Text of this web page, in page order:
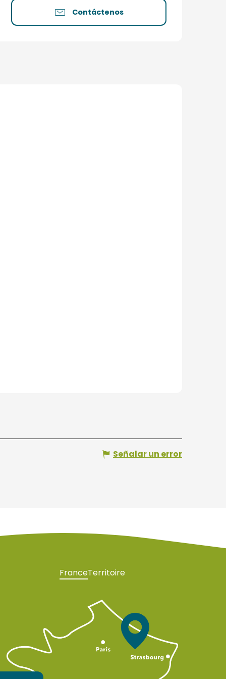
Contáctenos
Señalar un error
FranceTerritoire